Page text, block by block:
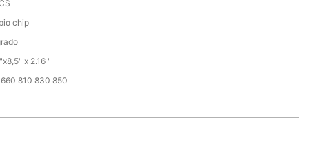
chip
x 2.16 "
810 830 850